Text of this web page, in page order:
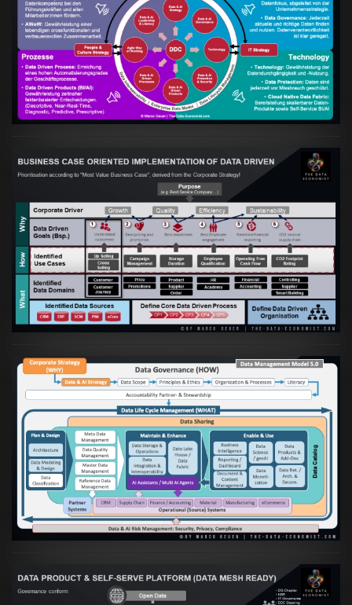
Artikel:Kennst Du schon die "Head Phone
Data Driven Strategy"?
VIEW
Artikel:
Business Case orientierte
Etablierung einer Data Driven Company
VIEW
Artikel:Die moderne Architektur für
Daten- und KI-orientierte Unternehmen
VIEW